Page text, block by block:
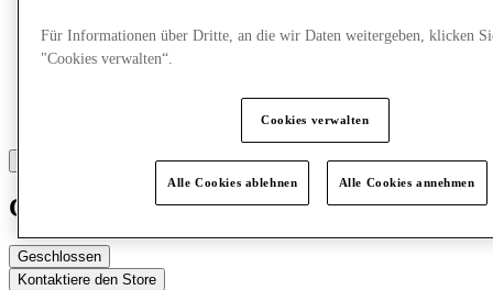
Claudie Pierlot
Geschlossen
Kontaktiere den Store
Für Informationen über Dritte, an die wir Daten weitergeben, klicken
"Cookies verwalten“.
Cookies verwalten
Alle Cookies ablehnen Alle Cookies annehmen